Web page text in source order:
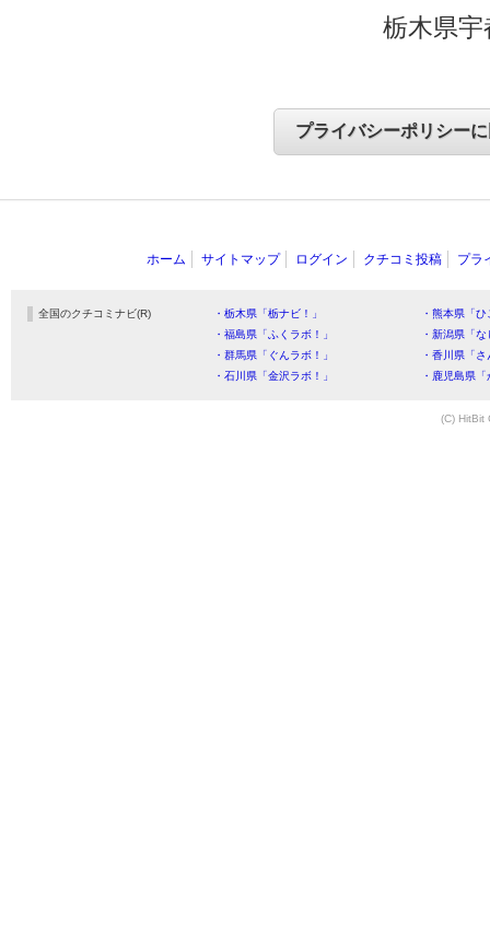
栃木県
ホーム サイトマップ ログイン クチコミ投稿 プラ
全国のクチコミナビ(R) ・栃木県「栃ナビ！」
・熊本県「
・福島県「ふくラボ！」
・新潟県「
・群馬県「ぐんラボ！」
・香川県「
・石川県「金沢ラボ！」
・鹿児島県
(C) HitBit